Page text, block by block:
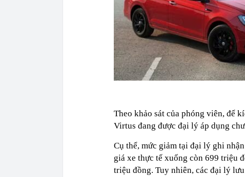
Theo khảo sát của phóng viên, để
Virtus đang được đại lý áp dụng
Cụ thể, mức giảm tại đại lý ghi
giá xe thực tế xuống còn 699 triệu
triệu đồng. Tuy nhiên, các đại lý